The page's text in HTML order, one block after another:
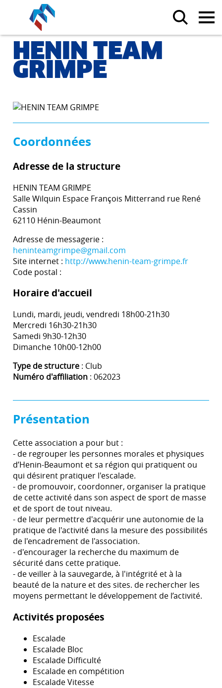
HENIN TEAM
GRIMPE
Coordonnées
Adresse de la structure
HENIN TEAM GRIMPE
Salle Wilquin Espace François Mitterrand rue René
Cassin
62110 Hénin-Beaumont
Adresse de messagerie :
heninteamgrimpe@gmail.com
Site internet : http://www.henin-team-grimpe.fr
Code postal :
Horaire d'accueil
Lundi, mardi, jeudi, vendredi 18h00-21h30
Mercredi 16h30-21h30
Samedi 9h30-12h30
Dimanche 10h00-12h00
Type de structure : Club
Numéro d'affiliation : 062023
Présentation
Cette association a pour but :
- de regrouper les personnes morales et physiques
d’Henin-Beaumont et sa région qui pratiquent ou
qui désirent pratiquer l'escalade.
- de promouvoir, coordonner, organiser la pratique
de cette activité dans son aspect de sport de masse
et de sport de tout niveau.
- de leur permettre d'acquérir une autonomie de la
pratique de l'activité dans la mesure des possibilités
de l'encadrement de l'association.
- d'encourager la recherche du maximum de
sécurité dans cette pratique.
- de veiller à la sauvegarde, à l'intégrité et à la
beauté de la nature et des sites. de rechercher les
moyens permettant le développement de l’activité.
Activités proposées
Escalade
Escalade Bloc
Escalade Difficulté
Escalade en compétition
Escalade Vitesse